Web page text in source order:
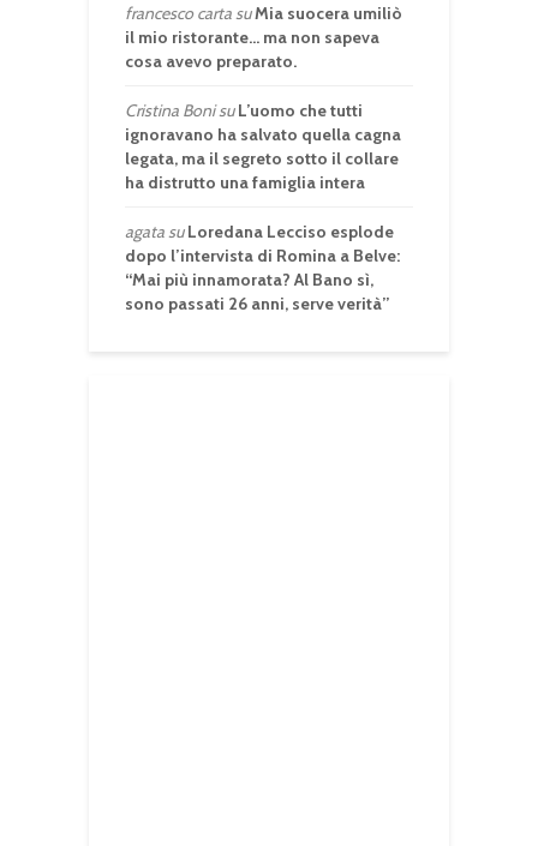
francesco cartasuMia suocera umiliò
il mio ristorante… ma non sapeva
cosa avevo preparato.
Cristina BonisuL’uomo che tutti
ignoravano ha salvato quella cagna
legata, ma il segreto sotto il collare
ha distrutto una famiglia intera
agatasuLoredana Lecciso esplode
dopo l’intervista di Romina a Belve:
“Mai più innamorata? Al Bano sì,
sono passati 26 anni, serve verità”